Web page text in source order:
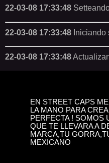
22-03-08 17:33:48
22-03-08 17:33:48
22-03-08 17:33:48
EN STREET CAPS
LA MANO PARA
PERFECTA ! SOMOS
QUE TE LLEVARA A
MARCA,TU
MEXICANO